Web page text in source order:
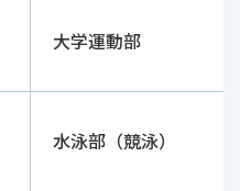
大学運動部
水泳部（競泳）